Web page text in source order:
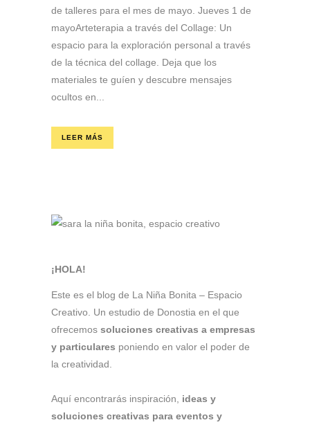
de talleres para el mes de mayo. Jueves 1 de
mayoArteterapia a través del Collage: Un
espacio para la exploración personal a través
de la técnica del collage. Deja que los
materiales te guíen y descubre mensajes
ocultos en...
LEER MÁS
¡HOLA!
Este es el blog de La Niña Bonita – Espacio
Creativo. Un estudio de Donostia en el que
ofrecemos soluciones creativas a empresas
y particulares poniendo en valor el poder de
la creatividad.
Aquí encontrarás inspiración,
ideas y
soluciones creativas para eventos y